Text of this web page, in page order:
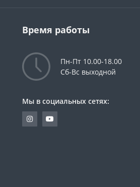
Время работы
Пн-Пт 10.00-18.00
Сб-Вс выходной
Мы в социальных сетях: